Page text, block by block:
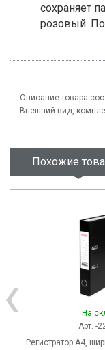
сохраняет
розовый.
Описание товара
Внешний вид,
Похожие
На
Арт. -
Регистратор A4,